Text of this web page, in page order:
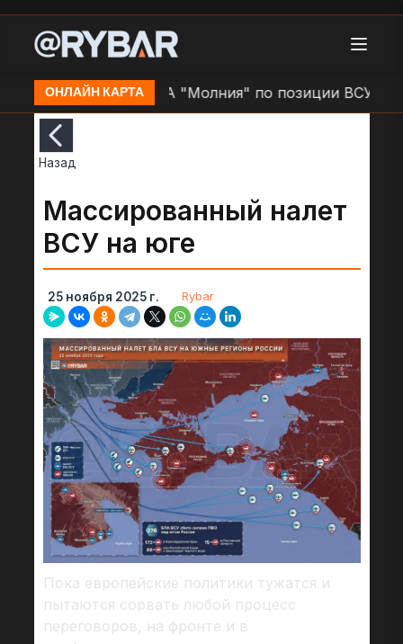
ОНЛАЙН КАРТА
Удар БЛА "Молния" по позиции ВСУ в н.п.
Назад
Массированный налет
ВСУ на юге
25 ноября 2025 г. Rybar
Пока европейские политики тужатся и
пытаются сорвать любой процесс
переговоров, на фронте и в